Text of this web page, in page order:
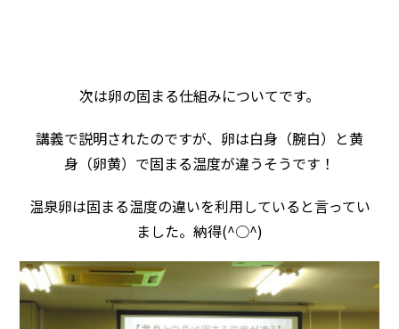
次は卵の固まる仕組みについてです。
講義で説明されたのですが、卵は白身（腕白）と黄
身（卵黄）で固まる温度が違うそうです！
温泉卵は固まる温度の違いを利用していると言ってい
ました。納得(^○^)